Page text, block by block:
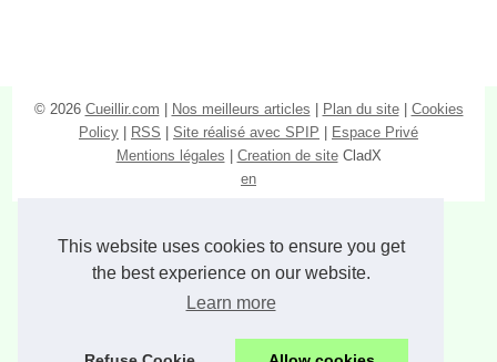
This website uses cookies to ensure you get
the best experience on our website.
Learn more
© 2026 Cueillir.com | Nos meilleurs articles | Plan du site| Cookies
Policy | RSS | Site réalisé avec SPIP | Espace Privé
Mentions légales | Creation de siteCladX
en